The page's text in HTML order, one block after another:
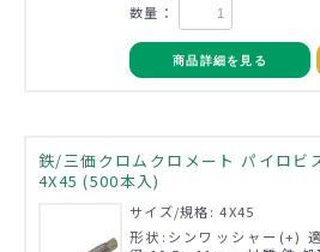
数量：
商品詳細を見る
鉄/三価クロムクロメート パイロビ
4X45 (500本入)
サイズ/規格: 4X45
形状:シンワッシャー(+)